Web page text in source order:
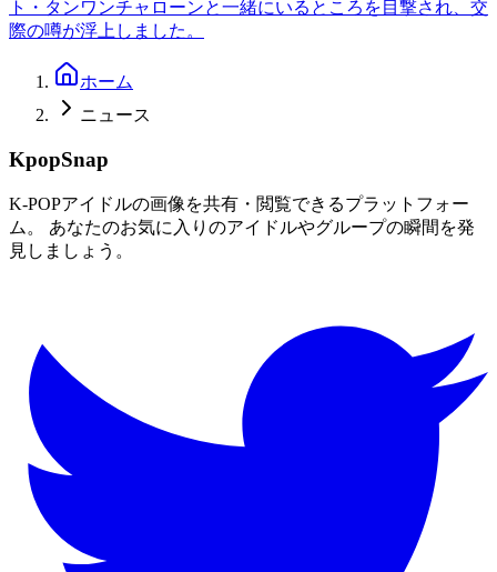
ト・タンワンチャローンと一緒にいるところを目撃され、交
際の噂が浮上しました。
ホーム
ニュース
KpopSnap
K-POPアイドルの画像を共有・閲覧できるプラットフォー
ム。 あなたのお気に入りのアイドルやグループの瞬間を発
見しましょう。